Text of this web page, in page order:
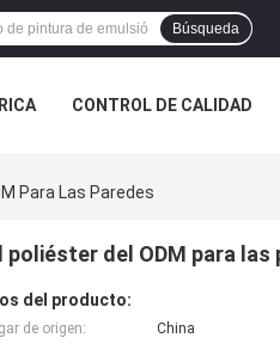
Búsqueda
CONTROL DE CALIDAD
Para Las Paredes
del ODM para las
del producto:
de origen:
China